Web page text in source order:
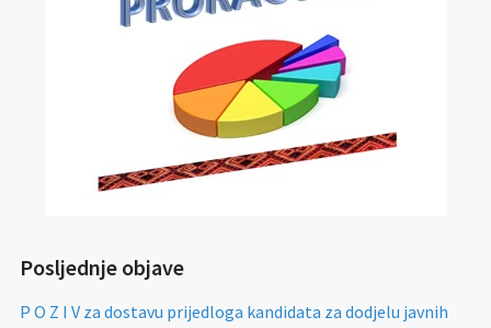
Posljednje objave
P O Z I V za dostavu prijedloga kandidata za dodjelu javnih